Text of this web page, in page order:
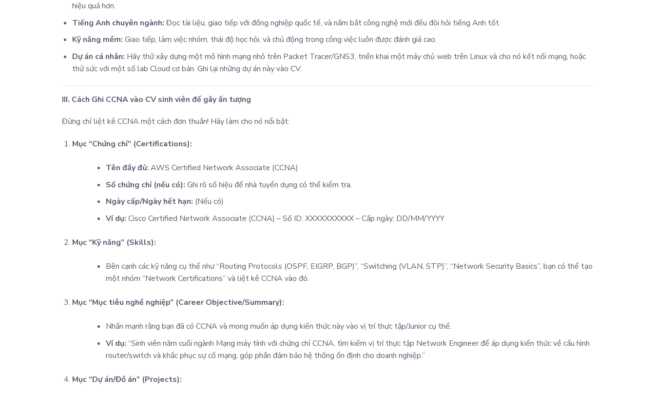
hiệu quả hơn.
Tiếng Anh chuyên ngành: Đọc tài liệu, giao tiếp với đồng nghiệp quốc tế, và nắm bắt công nghệ mới đều đòi hỏi tiếng Anh tốt.
Kỹ năng mềm: Giao tiếp, làm việc nhóm, thái độ học hỏi, và chủ động trong công việc luôn được đánh giá cao.
Dự án cá nhân: Hãy thử xây dựng một mô hình mạng nhỏ trên Packet Tracer/GNS3, triển khai một máy chủ web trên Linux và cho nó kết nối mạng, hoặc
thử sức với một số lab Cloud cơ bản. Ghi lại những dự án này vào CV.
III. Cách Ghi CCNA vào CV sinh viên để gây ấn tượng
Đừng chỉ liệt kê CCNA một cách đơn thuần! Hãy làm cho nó nổi bật:
Mục “Chứng chỉ” (Certifications):
Tên đầy đủ: AWS Certified Network Associate (CCNA)
Số chứng chỉ (nếu có): Ghi rõ số hiệu để nhà tuyển dụng có thể kiểm tra.
Ngày cấp/Ngày hết hạn: (Nếu có)
Ví dụ: Cisco Certified Network Associate (CCNA) – Số ID: XXXXXXXXXX – Cấp ngày: DD/MM/YYYY
Mục “Kỹ năng” (Skills):
Bên cạnh các kỹ năng cụ thể như “Routing Protocols (OSPF, EIGRP, BGP)”, “Switching (VLAN, STP)”, “Network Security Basics”, bạn có thể tạo
một nhóm “Network Certifications” và liệt kê CCNA vào đó.
Mục “Mục tiêu nghề nghiệp” (Career Objective/Summary):
Nhấn mạnh rằng bạn đã có CCNA và mong muốn áp dụng kiến thức này vào vị trí thực tập/Junior cụ thể.
Ví dụ: “Sinh viên năm cuối ngành Mạng máy tính với chứng chỉ CCNA, tìm kiếm vị trí thực tập Network Engineer để áp dụng kiến thức về cấu hình
router/switch và khắc phục sự cố mạng, góp phần đảm bảo hệ thống ổn định cho doanh nghiệp.”
Mục “Dự án/Đồ án” (Projects):